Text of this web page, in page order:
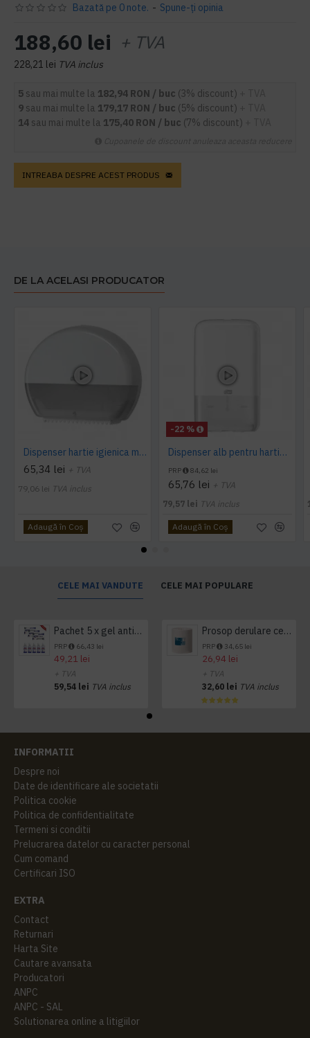
Bazată pe 0 note. - Spune-ţi opinia
188,60 lei + TVA
228,21 lei TVA inclus
5 sau mai multe la 182,94 RON / buc (3% discount)
9 sau mai multe la 179,17 RON / buc (5% discount)
14 sau mai multe la 175,40 RON / buc (7% discount)
INTREABA DESPRE ACEST PRODUS
DE LA ACELASI PRODUCATOR
Dispenser hartie igienica mini Jumbo Tork alb
65,34 lei + TVA
79,06 lei TVA inclus
Adaugă în Coş
-22 %
Dispenser alb pentru hartie igienica pliata, bulk, Tork
PRP 84,62 lei
65,76 lei + TVA
79,57 lei TVA inclus
Adaugă în Coş
CELE MAI VANDUTE CELE MAI POPULARE
Pachet 5 x gel antibacterian 50ml si 3 x Servetele antibacteriene 48 buc Hygienium
PRP 66,43 lei
49,21 lei
+ TVA
59,54 lei TVA inclus
Prosop derulare centrala 1 pliu, 300 m Tork
PRP 34,65 lei
26,94 lei
+ TVA
32,60 lei TVA inclus
INFORMATII
Despre noi
Date de identificare ale societatii
Politica cookie
Politica de confidentialitate
Termeni si conditii
Prelucrarea datelor cu caracter personal
Cum comand
Certificari ISO
EXTRA
Contact
Returnari
Harta Site
Cautare avansata
Producatori
ANPC
ANPC - SAL
Solutionarea online a litigiilor